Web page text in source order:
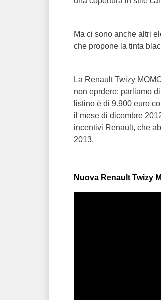
Ma ci sono anche altri
che propone la tinta
La Renault Twizy
non eprdere: parliamo
listino è di 9.900 euro
il mese di dicembre
incentivi Renault, che
2013.
Nuova Renault Twizy